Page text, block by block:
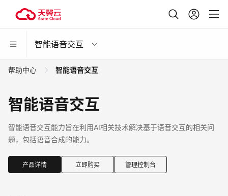
智能语音交互
帮助中心 智能语音交互
智能语音交互
智能语音交互能力旨在利用AI相关技术解决基于语音交互的相关问
题，包括语音合成的能力。
产品详情 立即购买 管理控制台